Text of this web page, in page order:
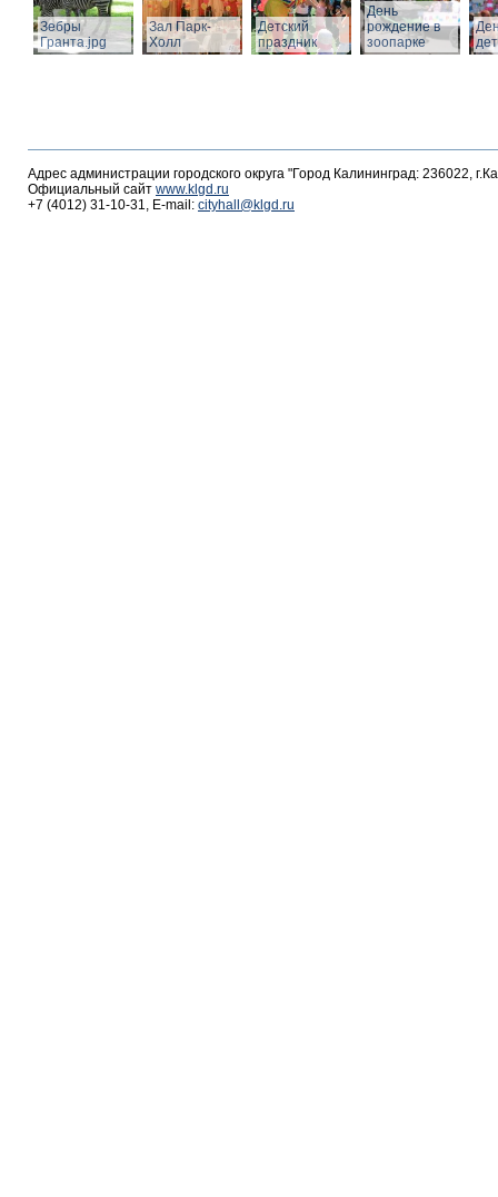
Зебры
Гранта.jpg
Зал Парк-
Холл
Детский
праздник
День
рождение в
зоопарке
Адрес администрации городского округа "Город Калининград: 236022,
Официальный сайт www.klgd.ru
+7 (4012) 31-10-31, E-mail: cityhall@klgd.ru